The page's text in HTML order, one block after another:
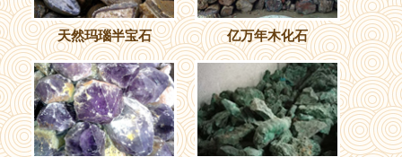
天然玛瑙半宝石 亿万年木化石